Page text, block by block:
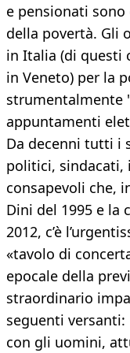
e pensionati
della povertà. Gli
in Italia (di questi
in Veneto) per la
strumentalmente
appuntamenti
Da decenni tutti i
politici, sindacati,
consapevoli che,
Dini del 1995 e la
2012, c’è
«tavolo di
epocale della
straordinario
seguenti
con gli uomini,